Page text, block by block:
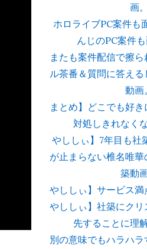
画。
ホロライブPC案件も
んじのPC案件も
またも案件配信で擦
ル茶番＆質問に答え
動画
まとめ】どこでも好
対処しきれなく
やししぃ】7年目も社
が止まらない椎名唯
築動画
やししぃ】サービス満
やししぃ】社築にク
先することに理
別の意味でもハラハ